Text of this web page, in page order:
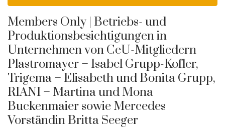
Members Only | Betriebs- und
Produktionsbesichtigungen in
Unternehmen von CeU-Mitgliedern
Plastromayer – Isabel Grupp-Kofler,
Trigema – Elisabeth und Bonita Grupp,
RIANI – Martina und Mona
Buckenmaier sowie Mercedes
Vorständin Britta Seeger